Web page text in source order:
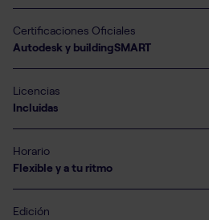
Certificaciones Oficiales
Autodesk y buildingSMART
Licencias
Incluidas
Horario
Flexible y a tu ritmo
Edición